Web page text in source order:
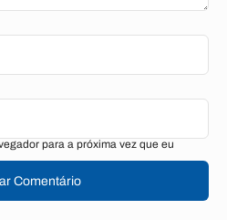
para a próxima vez que eu
Comentário